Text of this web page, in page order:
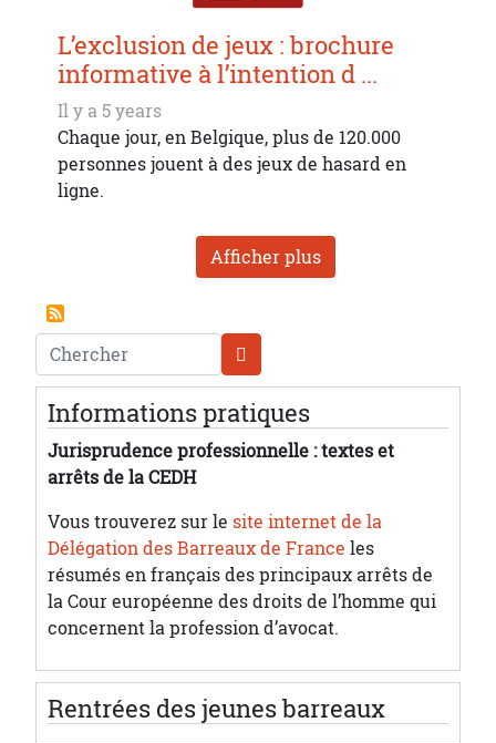
L’exclusion de jeux : brochure
informative à l’intention d ...
Il y a 5 years
Chaque jour, en Belgique, plus de 120.000
personnes jouent à des jeux de hasard en
ligne.
Afficher plus
Chercher
Informations pratiques
Jurisprudence professionnelle : textes et
arrêts de la CEDH
Vous trouverez sur le site internet de la
Délégation des Barreaux de France les
résumés en français des principaux arrêts de
la Cour européenne des droits de l’homme qui
concernent la profession d’avocat.
Rentrées des jeunes barreaux